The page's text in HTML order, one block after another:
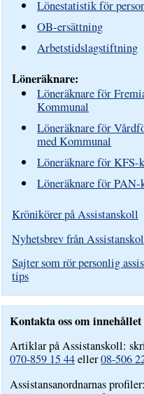
Lönestatistik för
OB-ersättning
Arbetstidslagstiftning
Löneräknare:
Löneräknare för
Kommunal
Löneräknare för
med Kommunal
Löneräknare för
Löneräknare för
Krönikörer på Assistanskoll
Nyhetsbrev från
Sajter som rör personlig
tips
Kontakta oss om
Artiklar på Assistanskoll:
070-859 15 44eller08-506
Assistansanordnarnas